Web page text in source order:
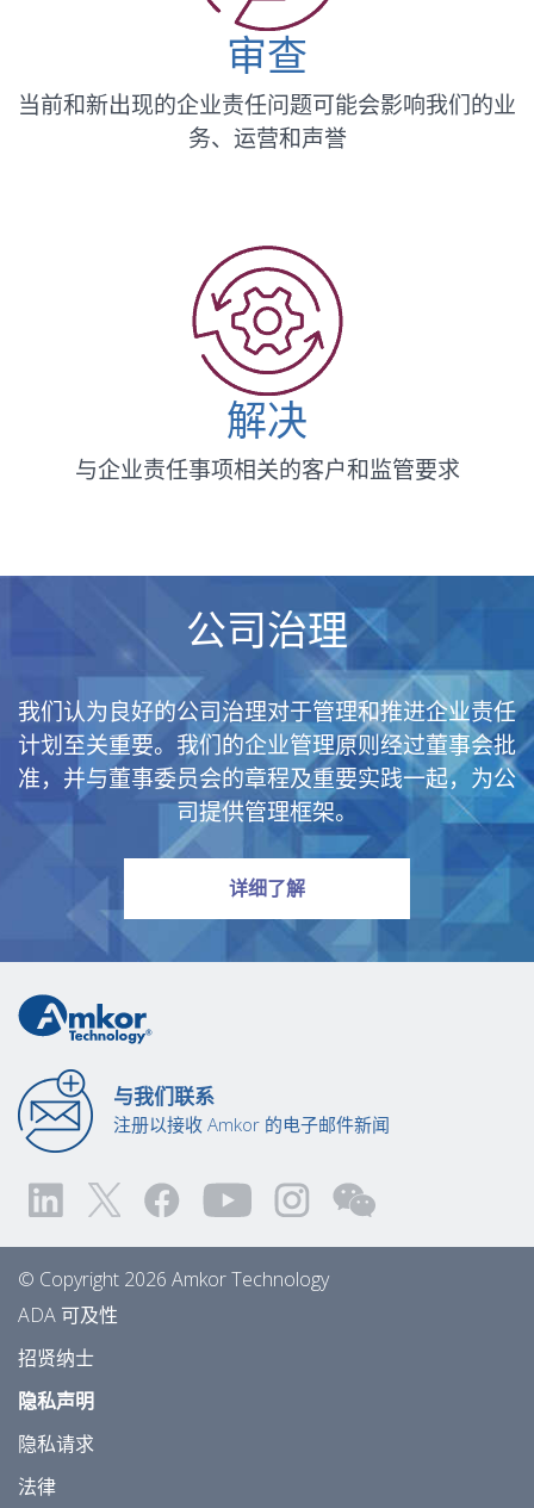
审查
当前和新出现的企业责任问题可能会影响我们的业
务、运营和声誉
解决
与企业责任事项相关的客户和监管要求
公司治理
我们认为良好的公司治理对于管理和推进企业责任
计划至关重要。我们的企业管理原则经过董事会批
准，并与董事委员会的章程及重要实践一起，为公
司提供管理框架。
详细了解公司治理
与我们联系
注册以接收 Amkor 的电子邮件新闻
© Copyright 2026 Amkor Technology
ADA 可及性
招贤纳士
隐私声明
隐私请求
法律